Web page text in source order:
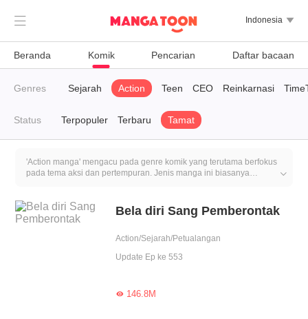
 Indonesia 
Beranda Komik Pencarian Daftar bacaan
Genres
System Sejarah Action Teen CEO Reinkarnasi
Status Terpopuler Terbaru Tamat
'Action manga' mengacu pada genre komik yang terutama berfokus
pada tema aksi dan pertempuran. Jenis manga ini biasanya
dalam manga aksi sering melibatkan karakter utama dalam
berbagai petualangan dan misi, seperti menyelamatkan dunia,
atau mencari harta karun.

Bela diri Sang Pemberontak
Action/Sejarah/Petualangan
Update Ep ke 553
146.8M